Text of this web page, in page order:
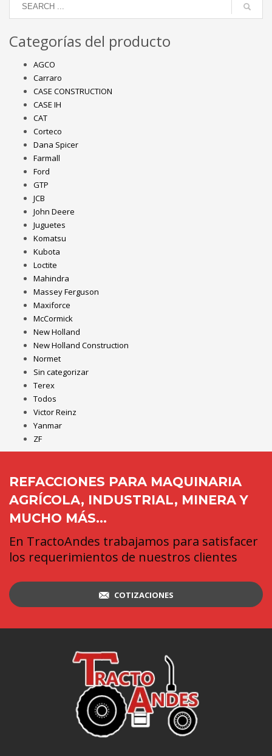
Categorías del producto
AGCO
Carraro
CASE CONSTRUCTION
CASE IH
CAT
Corteco
Dana Spicer
Farmall
Ford
GTP
JCB
John Deere
Juguetes
Komatsu
Kubota
Loctite
Mahindra
Massey Ferguson
Maxiforce
McCormick
New Holland
New Holland Construction
Normet
Sin categorizar
Terex
Todos
Victor Reinz
Yanmar
ZF
REFACCIONES PARA MAQUINARIA
AGRÍCOLA, INDUSTRIAL, MINERA Y
MUCHO MÁS...
En TractoAndes trabajamos para satisfacer
los requerimientos de nuestros clientes
COTIZACIONES